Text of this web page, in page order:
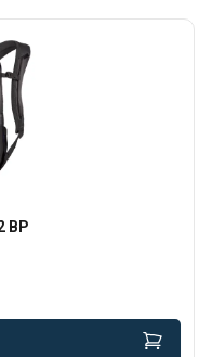
BP